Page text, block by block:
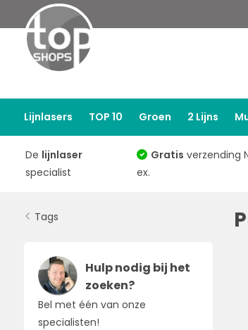
Lijnlasers TOP 10 Groen 2 Lijns
De lijnlaser
specialist
Gratis verzending
ex.
Tags
Hulp nodig bij het
zoeken?
Bel met één van onze
specialisten!